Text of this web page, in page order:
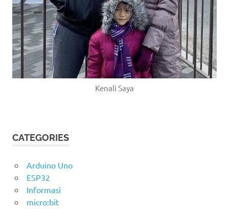
Kenali Saya
CATEGORIES
Arduino Uno
ESP32
Informasi
micro:bit